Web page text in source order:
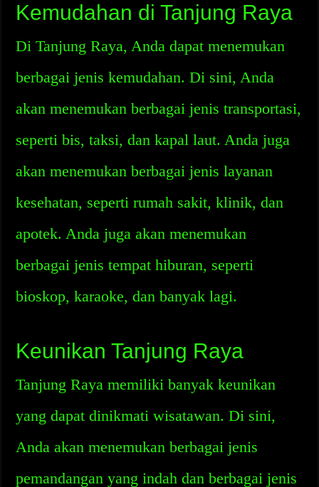
Kemudahan di Tanjung Raya
Di Tanjung Raya, Anda dapat menemukan
berbagai jenis kemudahan. Di sini, Anda
akan menemukan berbagai jenis transportasi,
seperti bis, taksi, dan kapal laut. Anda juga
akan menemukan berbagai jenis layanan
kesehatan, seperti rumah sakit, klinik, dan
apotek. Anda juga akan menemukan
berbagai jenis tempat hiburan, seperti
bioskop, karaoke, dan banyak lagi.
Keunikan Tanjung Raya
Tanjung Raya memiliki banyak keunikan
yang dapat dinikmati wisatawan. Di sini,
Anda akan menemukan berbagai jenis
pemandangan yang indah dan berbagai jenis